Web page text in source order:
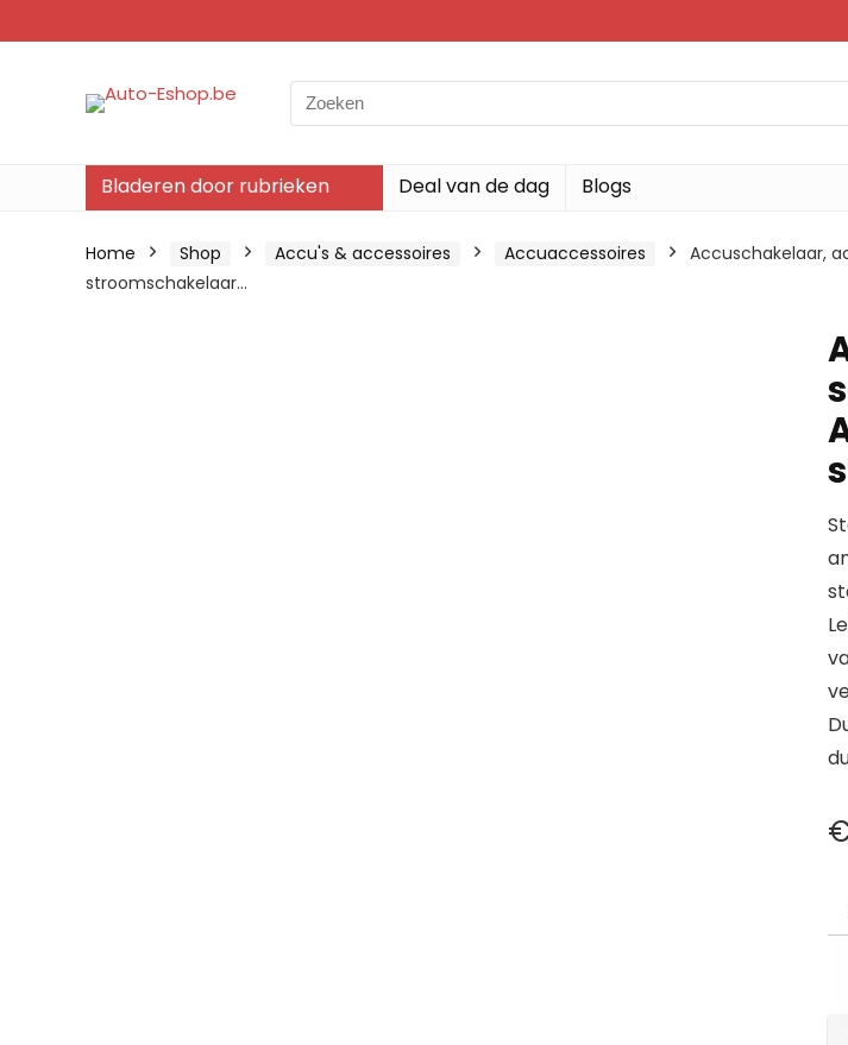
Search
for:
Bladeren door rubrieken Deal van de dag Blogs
Home Shop Accu's & accessoires Accuaccessoires
Accuschakelaar,
stroomschakelaar…